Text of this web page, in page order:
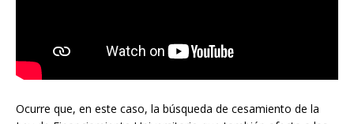
Ocurre que, en este caso, la búsqueda de cesamiento de la